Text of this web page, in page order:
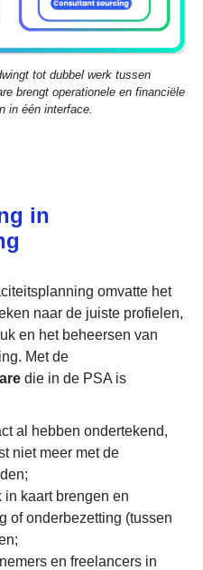
tot dubbel werk tussen
brengt operationele en financiële
in één interface.
in
omvatte het
naar de juiste profielen,
en het beheersen van
Met de
die in de PSA is
al hebben ondertekend,
niet meer met de
kaart brengen en
of onderbezetting (tussen
en freelancers in